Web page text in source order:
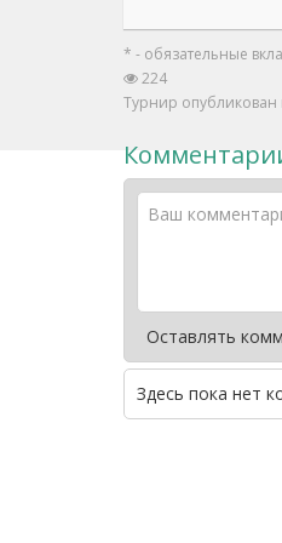
* - обязательные
224
Турнир опубликован
Оставлять
Здесь пока нет